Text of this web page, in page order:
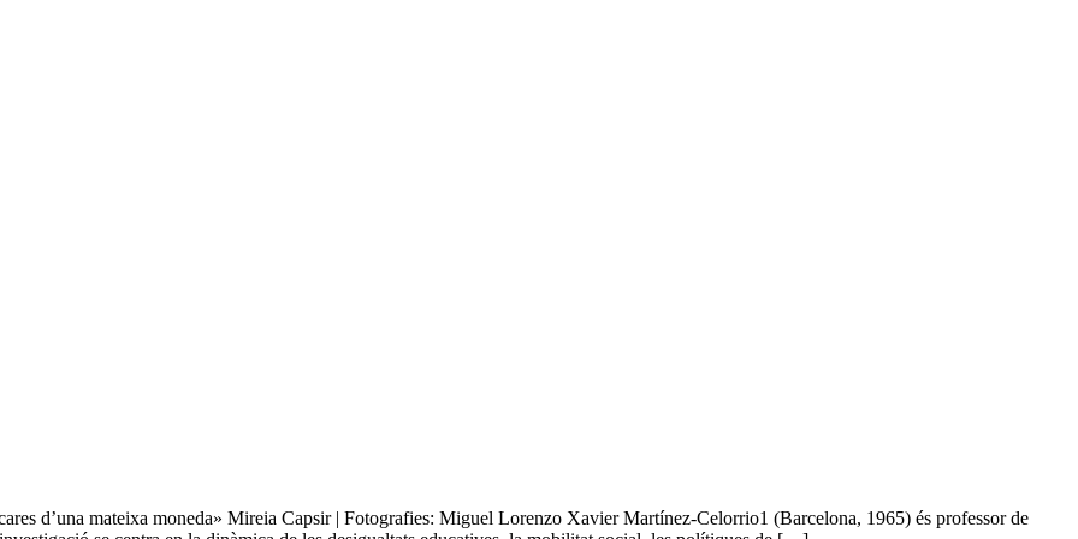
d’una mateixa moneda» Mireia Capsir | Fotografies: Miguel Lorenzo Xavier Martínez-Celorrio1 (Barcelona, 1965) és professor de